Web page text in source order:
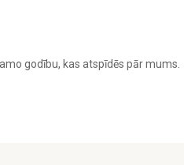
godību, kas atspīdēs pār mums.